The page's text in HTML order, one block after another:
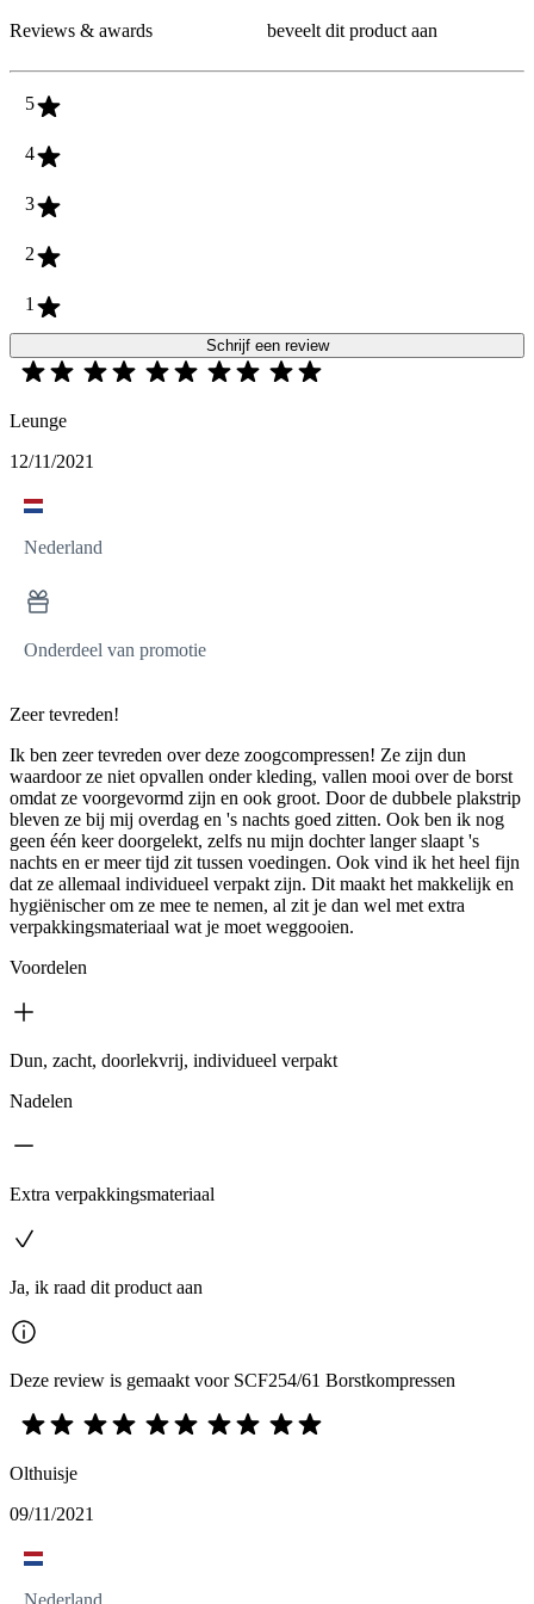
Reviews & awards
beveelt dit product aan
5
4
3
2
1
Schrijf een review
Leunge
12/11/2021
Nederland
Onderdeel van promotie
Zeer tevreden!
Ik ben zeer tevreden over deze zoogcompressen! Ze zijn dun
waardoor ze niet opvallen onder kleding, vallen mooi over de borst
omdat ze voorgevormd zijn en ook groot. Door de dubbele plakstrip
bleven ze bij mij overdag en 's nachts goed zitten. Ook ben ik nog
geen één keer doorgelekt, zelfs nu mijn dochter langer slaapt 's
nachts en er meer tijd zit tussen voedingen. Ook vind ik het heel fijn
dat ze allemaal individueel verpakt zijn. Dit maakt het makkelijk en
hygiënischer om ze mee te nemen, al zit je dan wel met extra
verpakkingsmateriaal wat je moet weggooien.
Voordelen
Dun, zacht, doorlekvrij, individueel verpakt
Nadelen
Extra verpakkingsmateriaal
Ja, ik raad dit product aan
Deze review is gemaakt voor SCF254/61 Borstkompressen
Olthuisje
09/11/2021
Nederland